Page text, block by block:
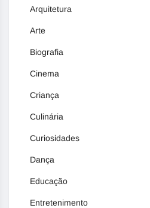
Arquitetura
Arte
Biografia
Cinema
Criança
Culinária
Curiosidades
Dança
Educação
Entretenimento